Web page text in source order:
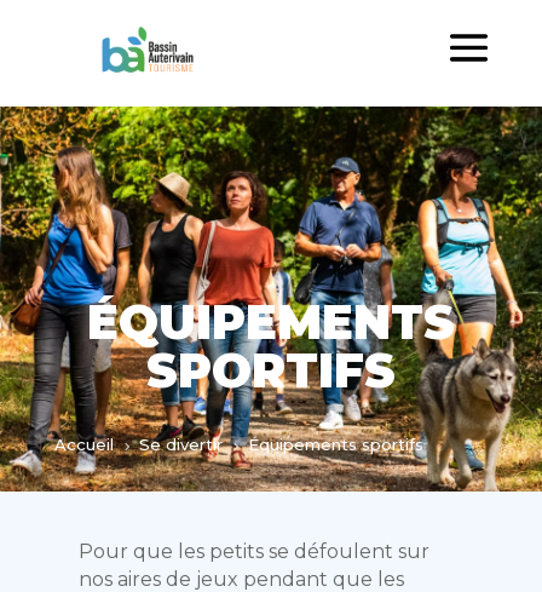
ÉQUIPEMENTS
SPORTIFS
Accueil 5 Se divertir 5 Équipements sportifs
Pour que les petits se défoulent sur
nos aires de jeux pendant que les